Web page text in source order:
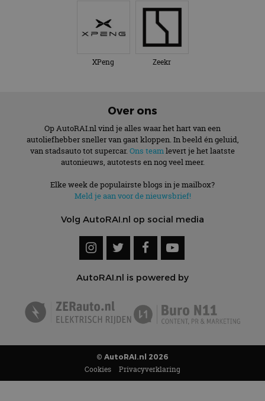
XPeng Zeekr
Over ons
Op AutoRAI.nl vind je alles waar het hart van een
autoliefhebber sneller van gaat kloppen. In beeld én geluid,
van stadsauto tot supercar. Ons teamlevert je het laatste
autonieuws, autotests en nog veel meer.
Elke week de populairste blogs in je mailbox?
Meld je aan voor de nieuwsbrief!
Volg AutoRAI.nl op social media
AutoRAI.nl is powered by
© AutoRAI.nl 2026
Cookies Privacyverklaring